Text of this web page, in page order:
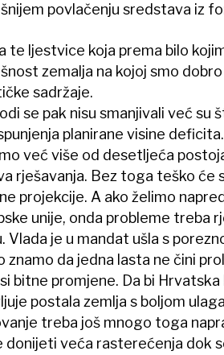
povlačenju sredstava iz
te ljestvice koja prema bilo
zemalja na kojoj smo
sadržaje.
se pak nisu smanjivali već
planirane visine
već više od desetljeća
rješavanja. Bez toga teško će
projekcije. A ako želimo
unije, onda probleme treba
Vlada je u mandat ušla s
znamo da jedna lasta ne čini
bitne promjene. Da bi
postala zemlja s boljom
treba još mnogo toga
donijeti veća rasterećenja dok